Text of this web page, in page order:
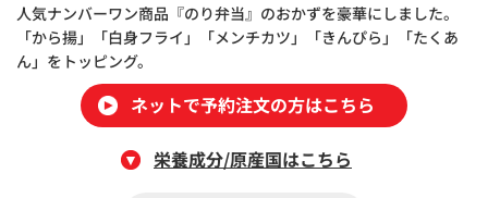
人気ナンバーワン商品『のり弁当』のおかずを豪華にしました。
「から揚」「白身フライ」「メンチカツ」「きんぴら」「たくあ
ん」をトッピング。
ネットで予約注文の方はこちら
栄養成分/原産国はこちら